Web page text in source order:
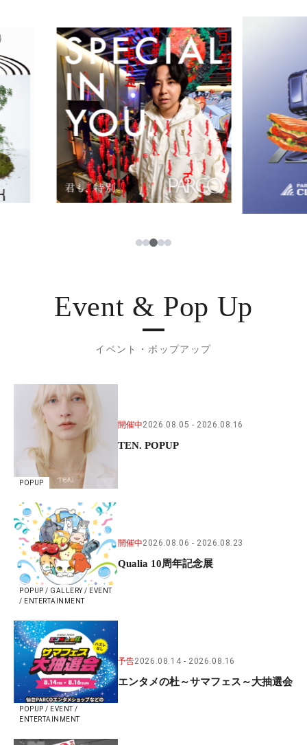
ニュース
レストラン・カフェ
PARCOメンバーズ
ภาษาไทย
1234
Event & Pop Up
イベント・ポップアップ
POPUP
開催中2026.08.05 2026.08.16
TEN. POPUP
POPUP / GALLERY / EVENT
/ ENTERTAINMENT
開催中2026.08.06 2026.08.23
Qualia 10周年記念展
POPUP / EVENT /
ENTERTAINMENT
予告2026.08.14 2026.08.16
エンタメの杜～サマフェス～大抽選会